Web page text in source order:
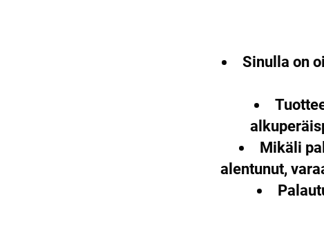
Sinulla on
Mikäli
alentunut,